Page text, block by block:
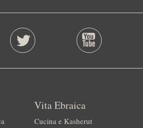
Vita Ebraica
Cucina e Kasherut